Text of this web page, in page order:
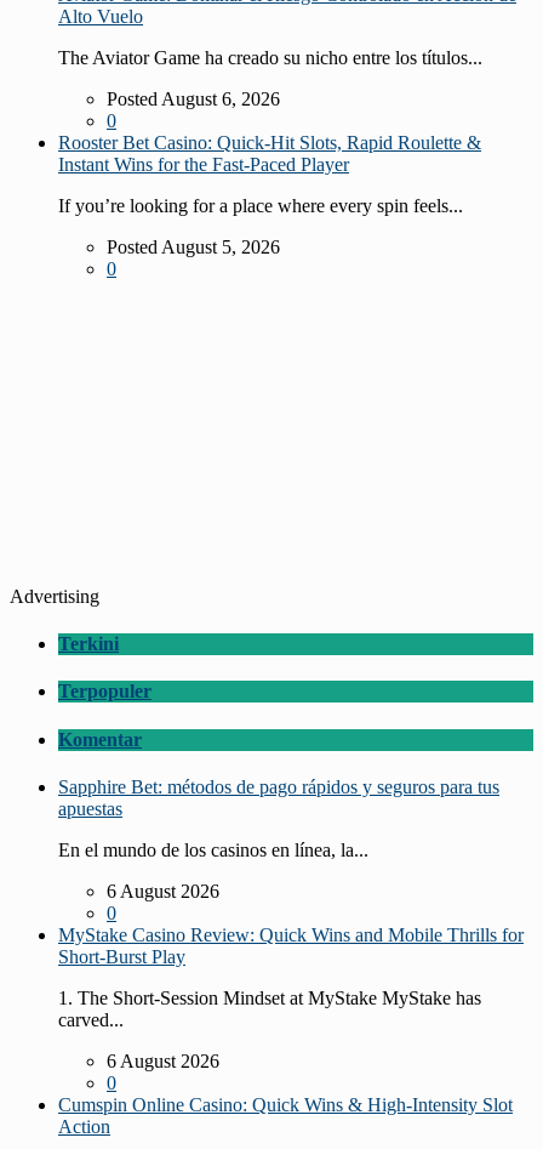
Alto Vuelo
The Aviator Game ha creado su nicho entre los títulos...
Posted August 6, 2026
0
Rooster Bet Casino: Quick‑Hit Slots, Rapid Roulette &
Instant Wins for the Fast‑Paced Player
If you’re looking for a place where every spin feels...
Posted August 5, 2026
0
Advertising
Terkini
Terpopuler
Komentar
Sapphire Bet: métodos de pago rápidos y seguros para tus
apuestas
En el mundo de los casinos en línea, la...
6 August 2026
0
MyStake Casino Review: Quick Wins and Mobile Thrills for
Short‑Burst Play
1. The Short‑Session Mindset at MyStake MyStake has
carved...
6 August 2026
0
Cumspin Online Casino: Quick Wins & High‑Intensity Slot
Action